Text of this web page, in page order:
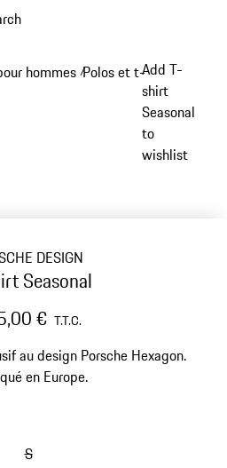
hommes /Polos et t-shirts/
Add T-
shirt
Seasonal
to
wishlist
DESIGN
Seasonal
€ T.T.C.
au design Porsche Hexagon.
en Europe.
S